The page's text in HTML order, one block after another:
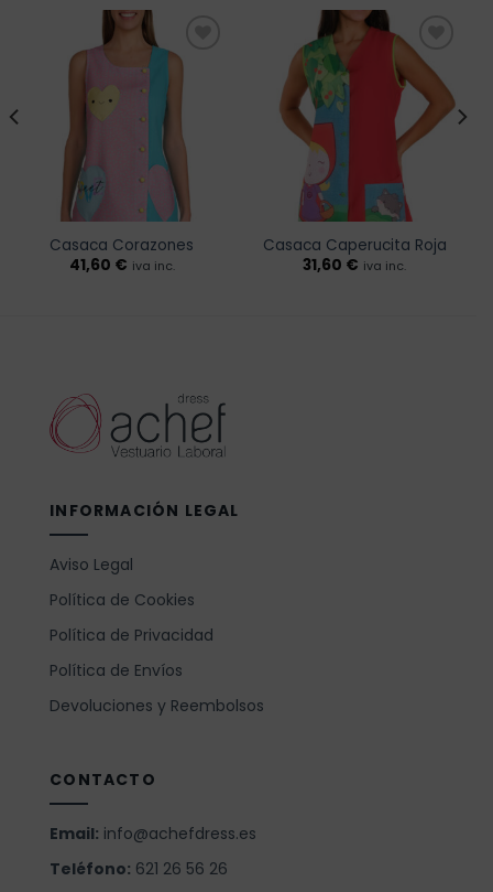
Añadir
Casaca Corazones
41,60 € iva inc.
Añadir
lista de
deseos
Casaca Caperucita Roja
31,60 € iva inc.
INFORMACIÓN LEGAL
Aviso Legal
Política de Cookies
Política de Privacidad
Política de Envíos
Devoluciones y Reembolsos
CONTACTO
Email: info@achefdress.es
Teléfono: 621 26 56 26